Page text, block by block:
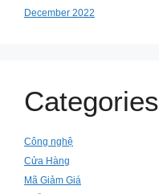
December 2022
Categories
Công nghệ
Cửa Hàng
Mã Giảm Giá